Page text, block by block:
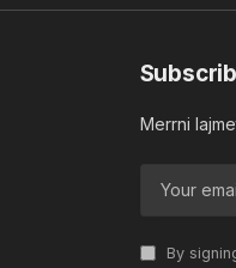
Merrni
By